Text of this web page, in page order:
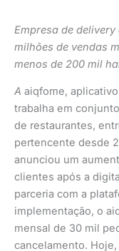
Empresa de
milhões de vendas
menos de 200 mil
A aiqfome,
trabalha em
de restaurantes,
pertencente desde
anunciou um
clientes após a
parceria com a
implementação, o
mensal de 30 mil
cancelamento. Hoje,